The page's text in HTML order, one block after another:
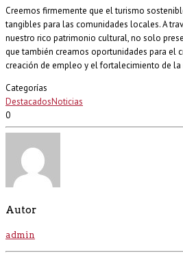
Creemos firmemente que el turismo
tangibles para las comunidades locales. A
nuestro rico patrimonio cultural, no solo
que también creamos oportunidades para el
creación de empleo y el fortalecimiento de
Categorías
DestacadosNoticias
0
Autor
admin